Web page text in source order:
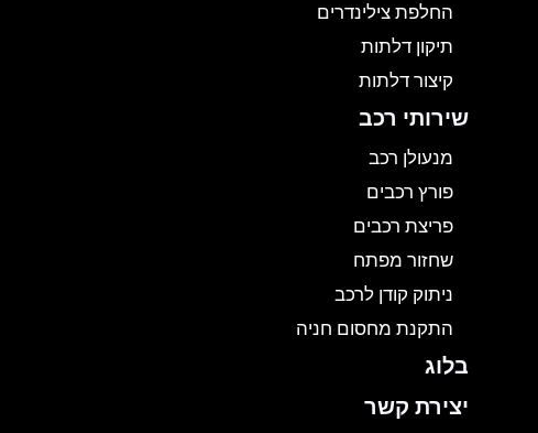
החלפת צילינדרים
תיקון דלתות
קיצור דלתות
שירותי רכב
מנעולן רכב
פורץ רכבים
פריצת רכבים
שחזור מפתח
ניתוק קודן לרכב
התקנת מחסום חניה
בלוג
יצירת קשר